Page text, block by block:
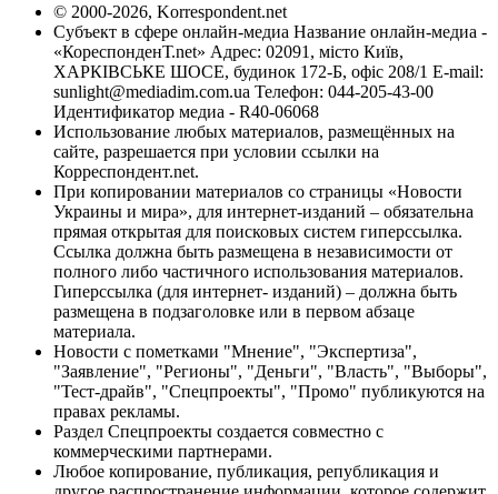
© 2000-2026, Korrespondent.net
Субъект в сфере онлайн-медиа Название онлайн-медиа -
«КореспонденТ.net» Адрес: 02091, місто Київ,
ХАРКІВСЬКЕ ШОСЕ, будинок 172-Б, офіс 208/1 E-mail:
sunlight@mediadim.com.ua Телефон: 044-205-43-00
Идентификатор медиа - R40-06068
Использование любых материалов, размещённых на
сайте, разрешается при условии ссылки на
Корреспондент.net.
При копировании материалов со страницы «Новости
Украины и мира», для интернет-изданий – обязательна
прямая открытая для поисковых систем гиперссылка.
Ссылка должна быть размещена в независимости от
полного либо частичного использования материалов.
Гиперссылка (для интернет- изданий) – должна быть
размещена в подзаголовке или в первом абзаце
материала.
Новости с пометками "Мнение", "Экспертиза",
"Заявление", "Регионы", "Деньги", "Власть", "Выборы",
"Тест-драйв", "Спецпроекты", "Промо" публикуются на
правах рекламы.
Раздел Спецпроекты создается совместно с
коммерческими партнерами.
Любое копирование, публикация, републикация и